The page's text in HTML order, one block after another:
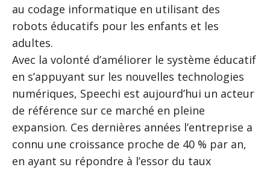
au codage informatique en utilisant des
robots éducatifs pour les enfants et les
adultes.
Avec la volonté d’améliorer le système éducatif
en s’appuyant sur les nouvelles technologies
numériques, Speechi est aujourd’hui un acteur
de référence sur ce marché en pleine
expansion. Ces dernières années l’entreprise a
connu une croissance proche de 40 % par an,
en ayant su répondre à l’essor du taux